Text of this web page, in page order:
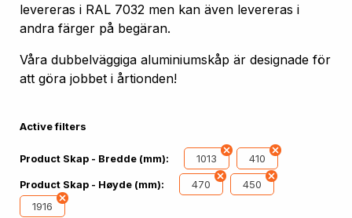
levereras i RAL 7032 men kan även levereras i
andra färger på begäran.
Våra dubbelväggiga aluminiumskåp är designade för
att göra jobbet i årtionden!
Active filters
Product Skap - Bredde (mm): 1013 410
Product Skap - Høyde (mm): 470
450
1916